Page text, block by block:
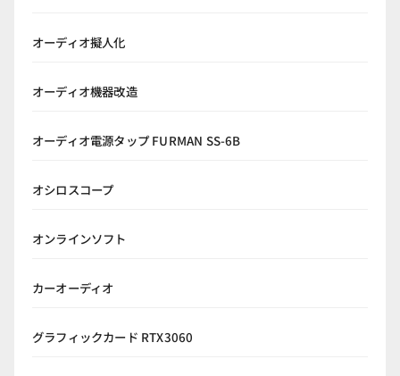
オーディオ擬人化
オーディオ機器改造
オーディオ電源タップ FURMAN SS-6B
オシロスコープ
オンラインソフト
カーオーディオ
グラフィックカード RTX3060